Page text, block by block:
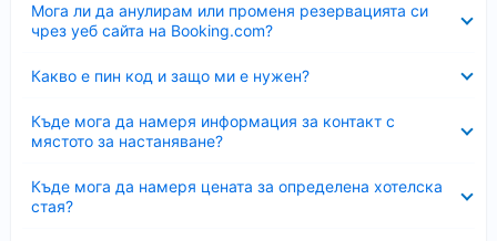
Мога ли да анулирам или променя резервацията си
чрез уеб сайта на Booking.com?
Какво е пин код и защо ми е нужен?
Къде мога да намеря информация за контакт с
мястото за настаняване?
Къде мога да намеря цената за определена хотелска
стая?